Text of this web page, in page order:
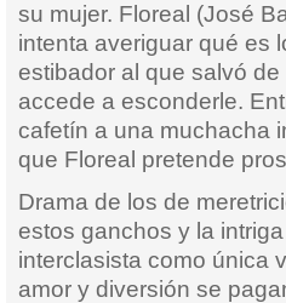
su mujer. Floreal (José
intenta averiguar qué es
estibador al que salvó
accede a esconderle.
cafetín a una muchacha
que Floreal pretende
Drama de los de
estos ganchos y la
interclasista como única
amor y diversión se